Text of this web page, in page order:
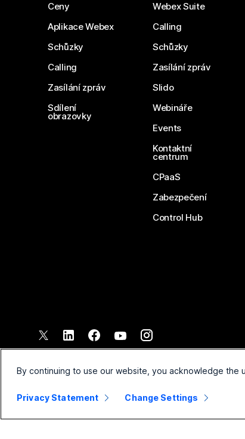
Ceny
Aplikace Webex
Schůzky
Calling
Zasílání zpráv
Sdílení
obrazovky
Webex Suite
Calling
Schůzky
Zasílání zpráv
Slido
Webináře
Events
Kontaktní
centrum
CPaaS
Zabezpečení
Control Hub
Smluvní podmínky
By continuing to use our website, you acknowledge the
Privacy Statement Change Settings